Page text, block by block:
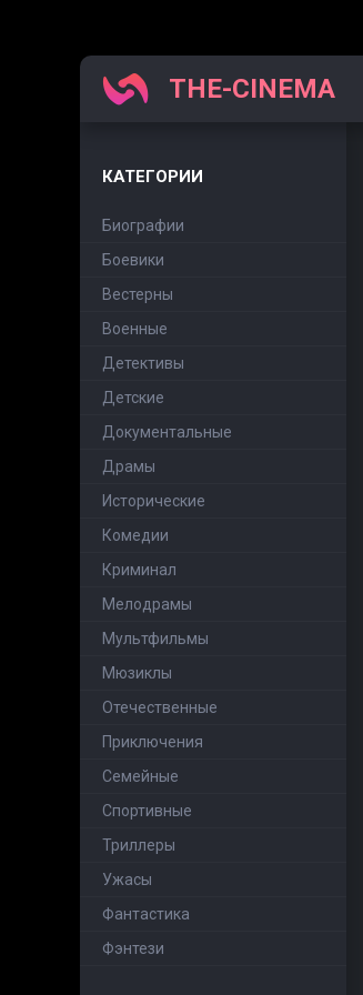
THE-CINEMA
КАТЕГОРИИ
Биографии
Боевики
Вестерны
Военные
Детективы
Детские
Документальные
Драмы
Исторические
Комедии
Криминал
Мелодрамы
Мультфильмы
Мюзиклы
Отечественные
Приключения
Семейные
Cпортивные
Триллеры
Ужасы
Фантастика
Фэнтези